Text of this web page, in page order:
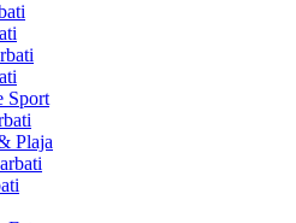
Sport
Plaja